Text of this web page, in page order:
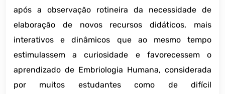
após a observação rotineira da necessidade de
elaboração de novos recursos didáticos, mais
interativos e dinâmicos que ao mesmo tempo
estimulassem a curiosidade e favorecessem o
aprendizado de Embriologia Humana, considerada
por muitos estudantes como de difícil